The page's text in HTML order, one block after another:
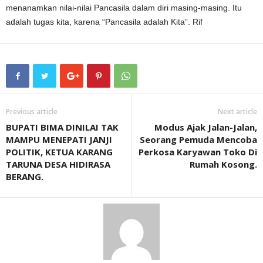
menanamkan nilai-nilai Pancasila dalam diri masing-masing. Itu
adalah tugas kita, karena “Pancasila adalah Kita”. Rif
Previous article
BUPATI BIMA DINILAI TAK
MAMPU MENEPATI JANJI
POLITIK, KETUA KARANG
TARUNA DESA HIDIRASA
BERANG.
Next article
Modus Ajak Jalan-Jalan,
Seorang Pemuda Mencoba
Perkosa Karyawan Toko Di
Rumah Kosong.